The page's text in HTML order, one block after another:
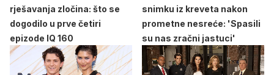
rješavanja zločina: što se
dogodilo u prve četiri
epizode IQ 160
snimku iz kreveta nakon
prometne nesreće: 'Spasili
su nas zračni jastuci'